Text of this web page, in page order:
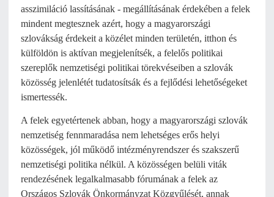
asszimiláció lassításának - megállításának érdekében a felek
mindent megtesznek azért, hogy a magyarországi
szlovákság érdekeit a közélet minden területén, itthon és
külföldön is aktívan megjelenítsék, a felelős politikai
szereplők nemzetiségi politikai törekvéseiben a szlovák
közösség jelenlétét tudatosítsák és a fejlődési lehetőségeket
ismertessék.
A felek egyetértenek abban, hogy a magyarországi szlovák
nemzetiség fennmaradása nem lehetséges erős helyi
közösségek, jól működő intézményrendszer és szakszerű
nemzetiségi politika nélkül. A közösségen belüli viták
rendezésének legalkalmasabb fórumának a felek az
Országos Szlovák Önkormányzat Közgyűlését, annak